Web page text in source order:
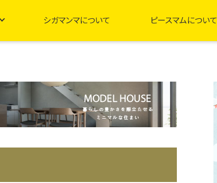
シガマンマについて ピースマムについて